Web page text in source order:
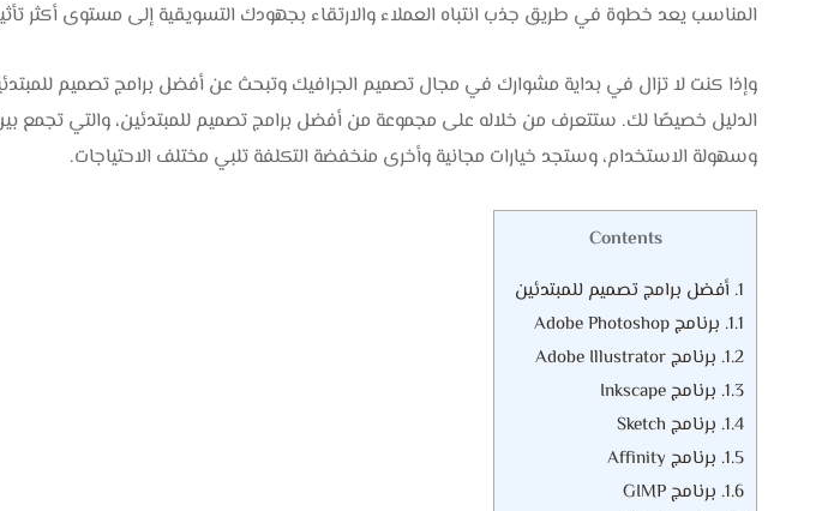
المناسب يعد خطوة في طريق جذب انتباه العملاء والارتقاء بجهودك التسويقية إلى مستوى أكثر
وإذا كنت لا تزال في بداية مشوارك في مجال تصميم الجرافيك وتبحث عن أفضل برامج تصميم
الدليل خصيصًا لك. ستتعرف من خلاله على مجموعة من أفضل برامج تصميم للمبتدئين، والتي تجمع بين
وسهولة الاستخدام، وستجد خيارات مجانية وأخرى منخفضة التكلفة تلبي مختلف الاحتياجات.
Contents
1. أفضل برامج تصميم للمبتدئين
1.1. برنامج Adobe Photoshop
1.2. برنامج Adobe Illustrator
1.3. برنامج Inkscape
1.4. برنامج Sketch
1.5. برنامج Affinity
1.6. برنامج GIMP